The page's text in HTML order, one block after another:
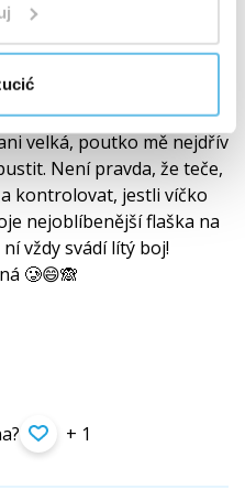
zakupem produktu
0,5 l s LOGEM
velká, poutko mě nejdřív
Není pravda, že teče,
kontrolovat, jestli víčko
nejoblíbenější flaška na
vždy svádí lítý boj!
🥲😄🙈
+ 1